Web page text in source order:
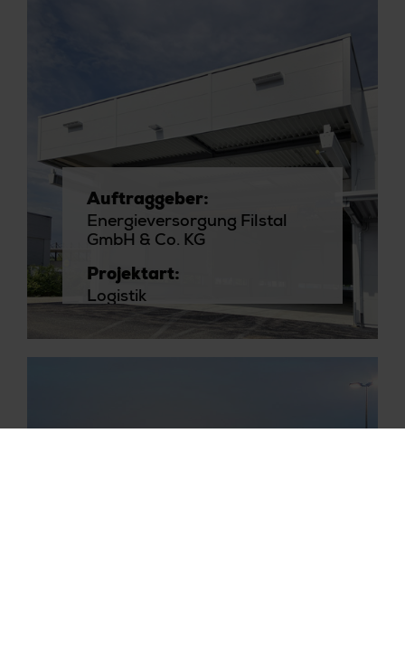
Auftraggeber:
Energieversorgung Filstal
GmbH & Co. KG
Projektart:
Logistik
Öffentlicher Sektor
Branche: